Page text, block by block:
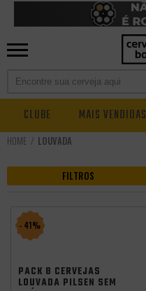
CLUBE MAIS VENDIDAS
LOUVADA
FILTROS
- 41%
PACK 8 CERVEJAS
LOUVADA PILSEN SEM